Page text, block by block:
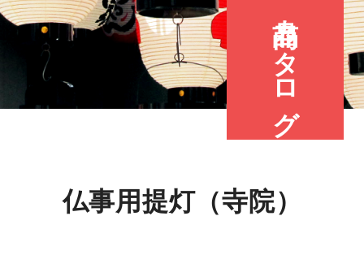
商品カタログ
仏事用提灯（寺院）